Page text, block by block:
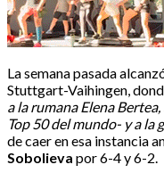
La semana pasada
Stuttgart-Vaihingen,
a la rumana Elena
Top 50 del mundo- y a la
de caer en esa instancia
Sobolieva por 6-4 y 6-2.